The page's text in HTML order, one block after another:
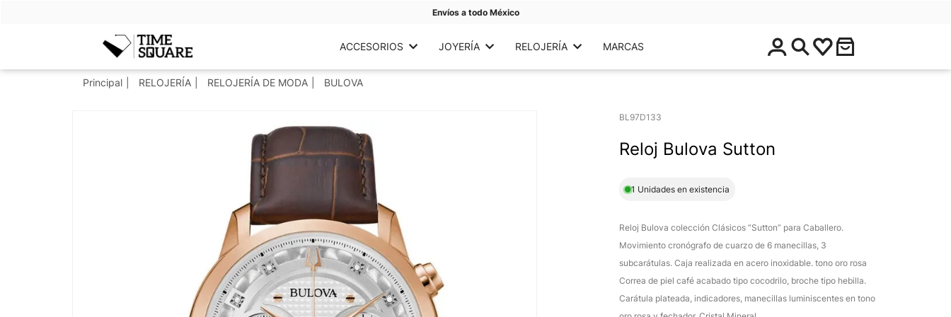
Envíos a todo México
Timesquare ACCESORIOS JOYERÍA RELOJERÍA MARCAS
$
0
.
Principal RELOJERÍA RELOJERÍA DE MODA BULOVA
BL97D133
Reloj Bulova Sutton
1 Unidades en existencia
Reloj Bulova colección Clásicos “Sutton” para Caballero.
Movimiento cronógrafo de cuarzo de 6 manecillas, 3
subcarátulas. Caja realizada en acero inoxidable. tono oro rosa
Correa de piel café acabado tipo cocodrilo, broche tipo hebilla.
Carátula plateada, indicadores, manecillas luminiscentes en tono